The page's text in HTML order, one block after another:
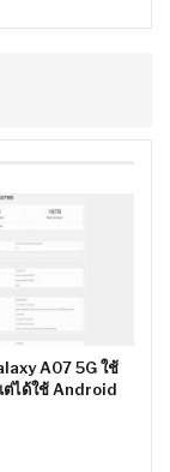
A07 5G ใช้
ต่ได้ใช้ Android